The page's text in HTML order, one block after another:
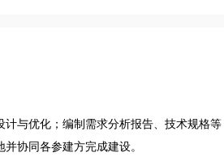
与优化；编制需求分析报告、技术规格等
协同各参建方完成建设。